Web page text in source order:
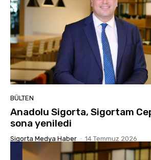
BÜLTEN
Anadolu Sigorta, Sigortam
sona yeniledi
Sigorta Medya Haber - 14 Temmuz 2026